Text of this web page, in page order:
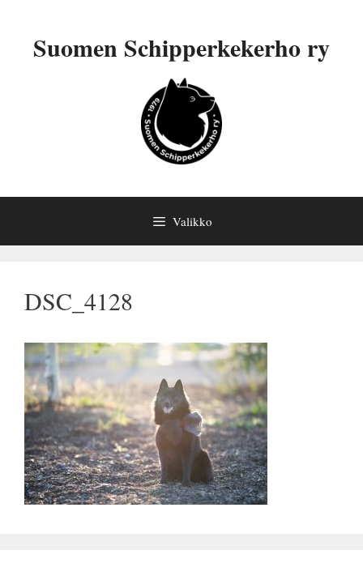
Suomen Schipperkekerho ry
Valikko
DSC_4128